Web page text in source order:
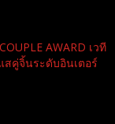
AWARD เวที
สคู่จิ้นระดับอินเตอร์